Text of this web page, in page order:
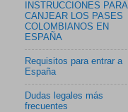
INSTRUCCIONES PARA
CANJEAR LOS PASES
COLOMBIANOS EN
ESPAÑA
Requisitos para entrar a
España
Dudas legales más
frecuentes